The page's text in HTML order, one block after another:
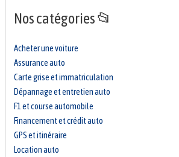
Nos catégories 📂
Acheter une voiture
Assurance auto
Carte grise et immatriculation
Dépannage et entretien auto
F1 et course automobile
Financement et crédit auto
GPS et itinéraire
Location auto